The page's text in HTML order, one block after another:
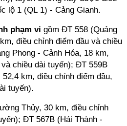
lộ 1 (QL 1) - Cảng Gianh.
phạm vi gồm ĐT 558 (Quảng
điều chỉnh điểm đầu và chiều
Phong - Cảnh Hóa, 18 km,
chiều dài tuyến); ĐT 559B
km, điều chỉnh điểm đầu,
tuyến).
Thủy, 30 km, điều chỉnh
ĐT 567B (Hải Thành -